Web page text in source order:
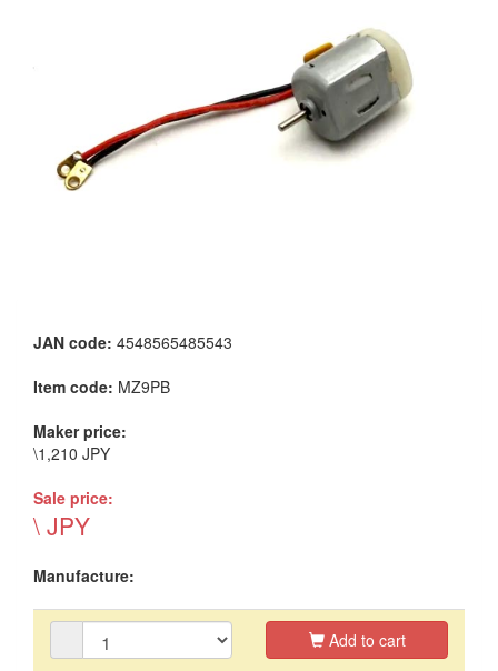
JAN code: 4548565485543
Item code: MZ9PB
Maker price:
\1,210 JPY
Sale price:
\ JPY
Manufacture:
Add to cart